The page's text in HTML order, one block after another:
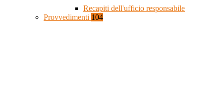
Recapiti dell'ufficio responsabile
Provvedimenti 104